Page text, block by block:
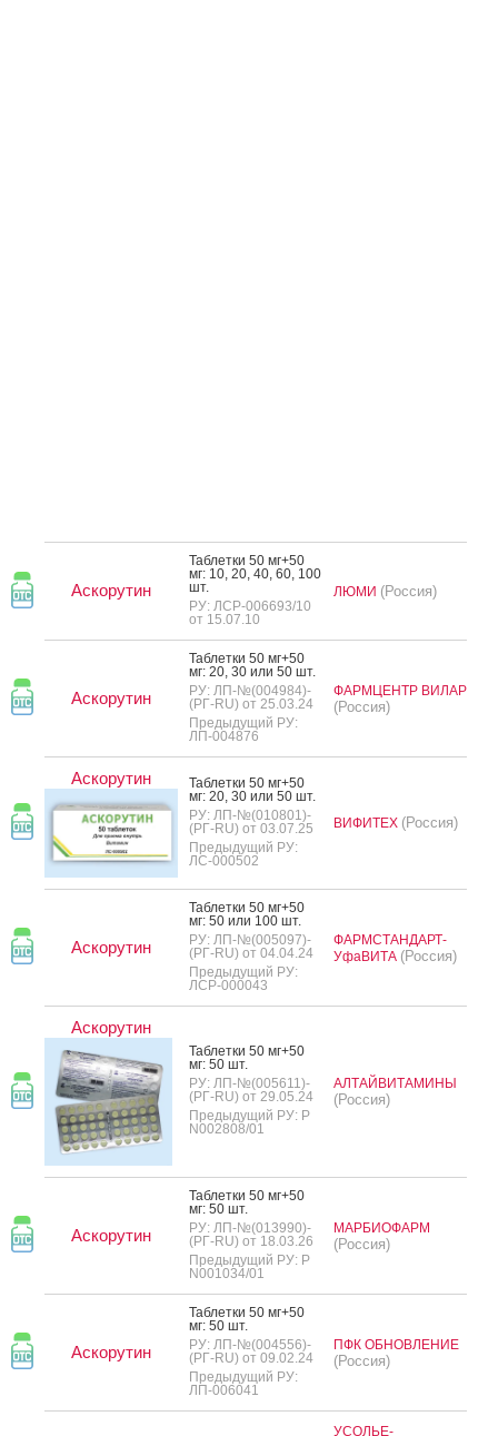
Аскорутин
Таб­летки 50 мг+50
мг: 10, 20, 40, 60, 100
шт.
РУ: ЛСР-006693/10
от 15.07.10
ЛЮМИ (Россия)
Аскорутин
Таб­летки 50 мг+50
мг: 20, 30 или 50 шт.
РУ: ЛП-№(004984)-
(РГ-RU) от 25.03.24
Предыдущий РУ:
ЛП-004876
ФАРМЦЕНТР ВИЛАР
(Россия)
Аскорутин
Таб­летки 50 мг+50
мг: 20, 30 или 50 шт.
РУ: ЛП-№(010801)-
(РГ-RU) от 03.07.25
Предыдущий РУ:
ЛС-000502
ВИФИТЕХ (Россия)
Аскорутин
Таб­летки 50 мг+50
мг: 50 или 100 шт.
РУ: ЛП-№(005097)-
(РГ-RU) от 04.04.24
Предыдущий РУ:
ЛСР-000043
ФАРМСТАНДАРТ-
УфаВИТА (Россия)
Аскорутин
Таб­летки 50 мг+50
мг: 50 шт.
РУ: ЛП-№(005611)-
(РГ-RU) от 29.05.24
Предыдущий РУ: Р
N002808/01
АЛТАЙВИТАМИНЫ
(Россия)
Аскорутин
Таб­летки 50 мг+50
мг: 50 шт.
РУ: ЛП-№(013990)-
(РГ-RU) от 18.03.26
Предыдущий РУ: Р
N001034/01
МАРБИОФАРМ
(Россия)
Аскорутин
Таб­летки 50 мг+50
мг: 50 шт.
РУ: ЛП-№(004556)-
(РГ-RU) от 09.02.24
Предыдущий РУ:
ЛП-006041
ПФК ОБНОВЛЕНИЕ
(Россия)
УСОЛЬЕ-